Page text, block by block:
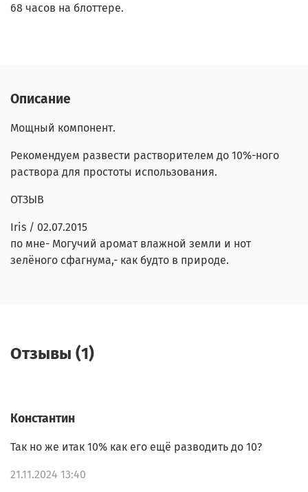
68 часов на блоттере.
Описание
Мощный компонент.
Рекомендуем развести растворителем до 10%-ного
раствора для простоты использования.
ОТЗЫВ
Iris / 02.07.2015
по мне- Могучий аромат влажной земли и нот
зелёного сфагнума,- как будто в природе.
Отзывы (1)
Константин
Так но же итак 10% как его ещё разводить до 10?
21.11.2024 13:40